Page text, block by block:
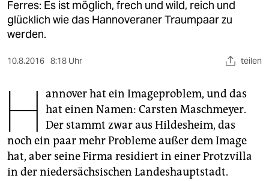
sport
berlin
nord
wahrheit
verlag
veranstaltungen
Ferres: Es ist möglich, frech und wild, reich und
glücklich wie das Hannoveraner Traumpaar zu
werden.
10.8.2016 8:18 Uhr teilen
H annover hat ein Imageproblem, und das
hat einen Namen: Carsten Maschmeyer.
Der stammt zwar aus Hildesheim, das
noch ein paar mehr Probleme außer dem Image
hat, aber seine Firma residiert in einer Protzvilla
in der niedersächsischen Landeshauptstadt.